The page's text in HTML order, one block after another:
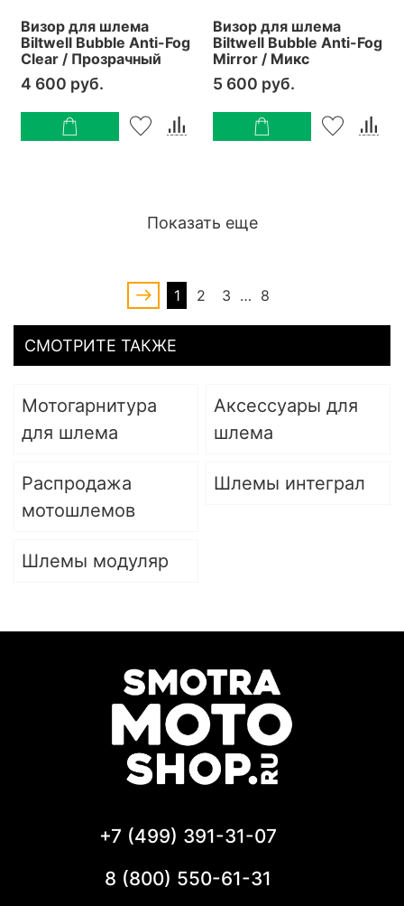
Визор для шлема
Biltwell Bubble Anti-Fog
Clear / Прозрачный
4 600 руб.
Визор для шлема
Biltwell Bubble Anti-Fog
Mirror / Микс
5 600 руб.
Показать еще
1 2 3 … 8
СМОТРИТЕ ТАКЖЕ
Мотогарнитура
для шлема
Аксессуары для
шлема
Распродажа
мотошлемов
Шлемы интеграл
Шлемы модуляр
+7 (499) 391-31-07
8 (800) 550-61-31